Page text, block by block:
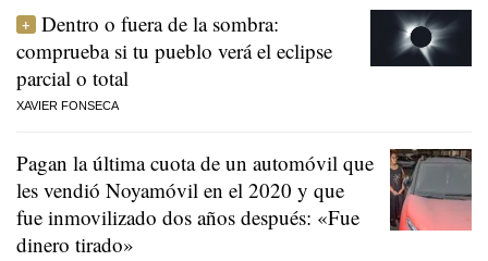
Dentro o fuera de la sombra:
comprueba si tu pueblo verá el eclipse
parcial o total
XAVIER FONSECA
Pagan la última cuota de un automóvil que
les vendió Noyamóvil en el 2020 y que
fue inmovilizado dos años después: «Fue
dinero tirado»